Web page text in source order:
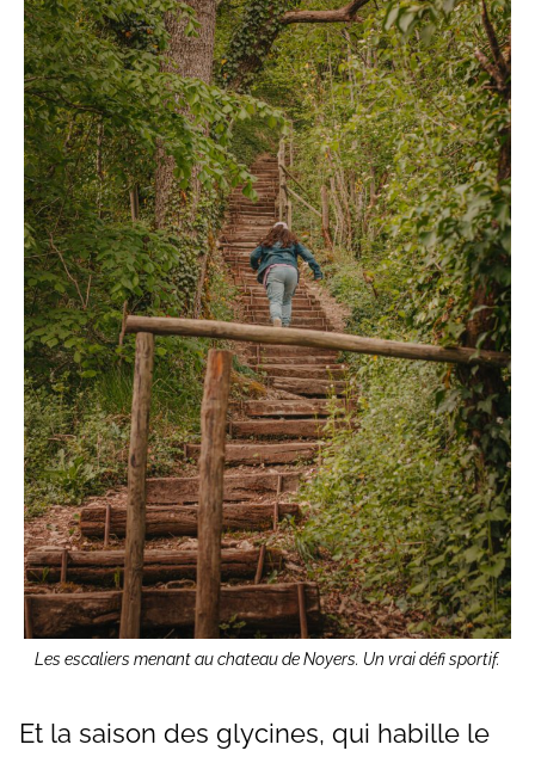
Les escaliers menant au chateau de Noyers. Un vrai défi sportif.
Et la saison des glycines, qui habille le